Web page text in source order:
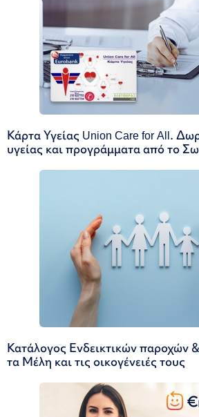
Κάρτα Υγείας Union Care for All.
υγείας και προγράμματα από το
Κατάλογος Ενδεικτικών παροχών
τα Μέλη και τις οικογένειές τους